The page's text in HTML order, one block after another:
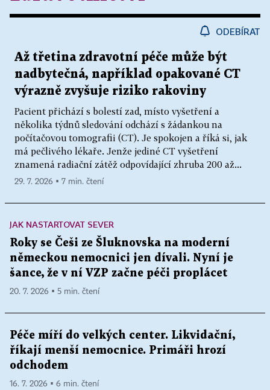
ODEBÍRAT
Až třetina zdravotní péče může být
nadbytečná, například opakované CT
výrazně zvyšuje riziko rakoviny
Pacient přichází s bolestí zad, místo vyšetření a
několika týdnů sledování odchází s žádankou na
počítačovou tomografii (CT). Je spokojen a říká si, jak
má pečlivého lékaře. Jenže jediné CT vyšetření
znamená radiační zátěž odpovídající zhruba 200 až...
29. 7. 2026 ▪ 7 min. čtení
JAK NASTARTOVAT SEVER
Roky se Češi ze Šluknovska na moderní
německou nemocnici jen dívali. Nyní je
šance, že v ní VZP začne péči proplácet
20. 7. 2026 ▪ 5 min. čtení
Péče míří do velkých center. Likvidační,
říkají menší nemocnice. Primáři hrozí
odchodem
16. 7. 2026 ▪ 6 min. čtení